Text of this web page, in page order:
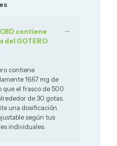
contiene
del GOTERO
contiene
16.67 mg de
que el frasco de 500
de 30 gotas.
una dosificación
según tus
individuales.